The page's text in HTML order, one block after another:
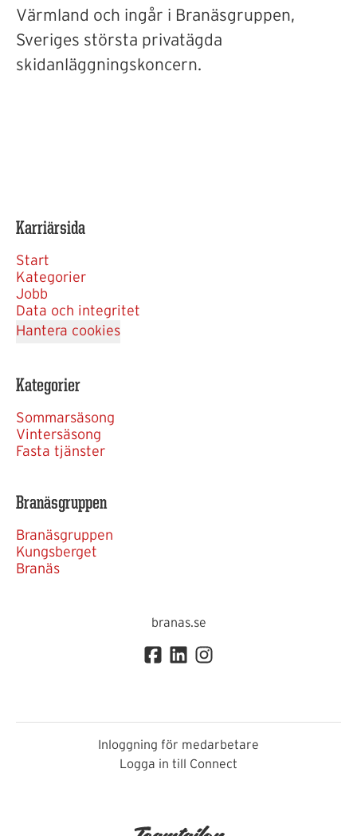
Värmland och ingår i Branäsgruppen,
Sveriges största privatägda
skidanläggningskoncern.
Karriärsida
Start
Kategorier
Jobb
Data och integritet
Hantera cookies
Kategorier
Sommarsäsong
Vintersäsong
Fasta tjänster
Branäsgruppen
Branäsgruppen
Kungsberget
Branäs
branas.se
Inloggning för medarbetare
Logga in till Connect